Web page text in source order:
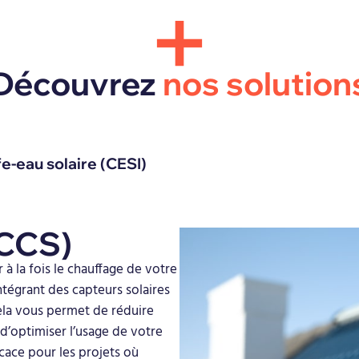
nos
eau solaire (CESI)
la fois le chauffage de votre
des capteurs solaires
vous permet de réduire
l’usage de votre
pour les projets où